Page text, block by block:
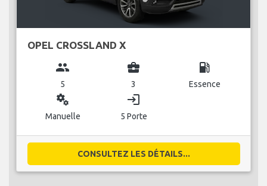
OPEL CROSSLAND X
group
5
business_center
3
local_gas_station
Essence
miscellaneous_services
Manuelle
login
5 Porte
CONSULTEZ LES DÉTAILS...